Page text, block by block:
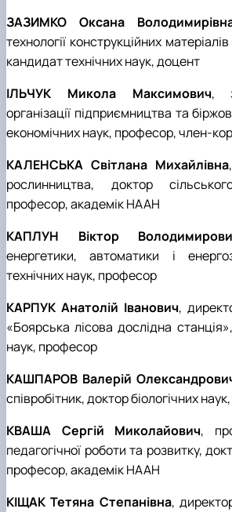
ЗАЗИМКО Оксана
технології конструкційних
кандидат технічних наук, доцент
ІЛЬЧУК Микола Максимович,
організації підприємництва та
економічних наук, професор, член-
КАЛЕНСЬКА Світлана Михайлівна
рослинництва, доктор
професор, академік НААН
КАПЛУН Віктор
енергетики, автоматики і
технічних наук, професор
КАРПУК Анатолій Іванович,
«Боярська лісова дослідна
наук, професор
КАШПАРОВ Валерій
співробітник, доктор біологічних
КВАША Сергій Миколайович,
педагогічної роботи та розвитку,
професор, академік НААН
КІЩАК Тетяна Степанівна,